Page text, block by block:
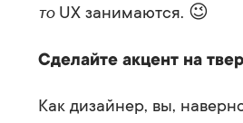
тоUX занимаются. 😉
Сделайте акцент на
Как дизайнер, вы,